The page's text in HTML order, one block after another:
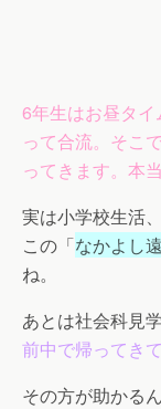
6年生はお昼タ
って合流。そこ
ってきます。本
実は小学校生活
この「なかよし
ね。
あとは社会科見
前中で帰ってき
その方が助かる